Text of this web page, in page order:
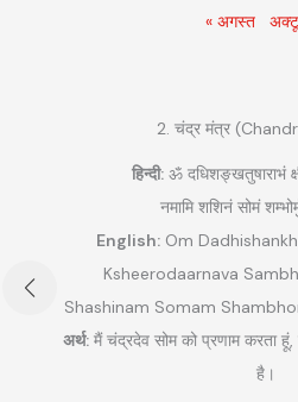
« अगस्त
2. चंद्र मंत्र
हिन्दी:ॐ दधिशङ्खतुषाराभं
नमामि शशिनं सोमं
English:Om
Ksheerodaarnava
Shashinam Somam
अर्थ:मैं चंद्रदेव सोम को प्रणाम करता हूं,
है।